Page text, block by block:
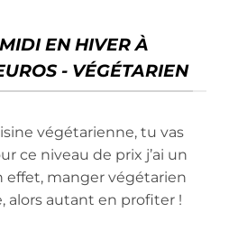
EN HIVER À
- VÉGÉTARIEN
végétarienne, tu vas
ce niveau de prix j’ai un
effet, manger végétarien
alors autant en profiter !